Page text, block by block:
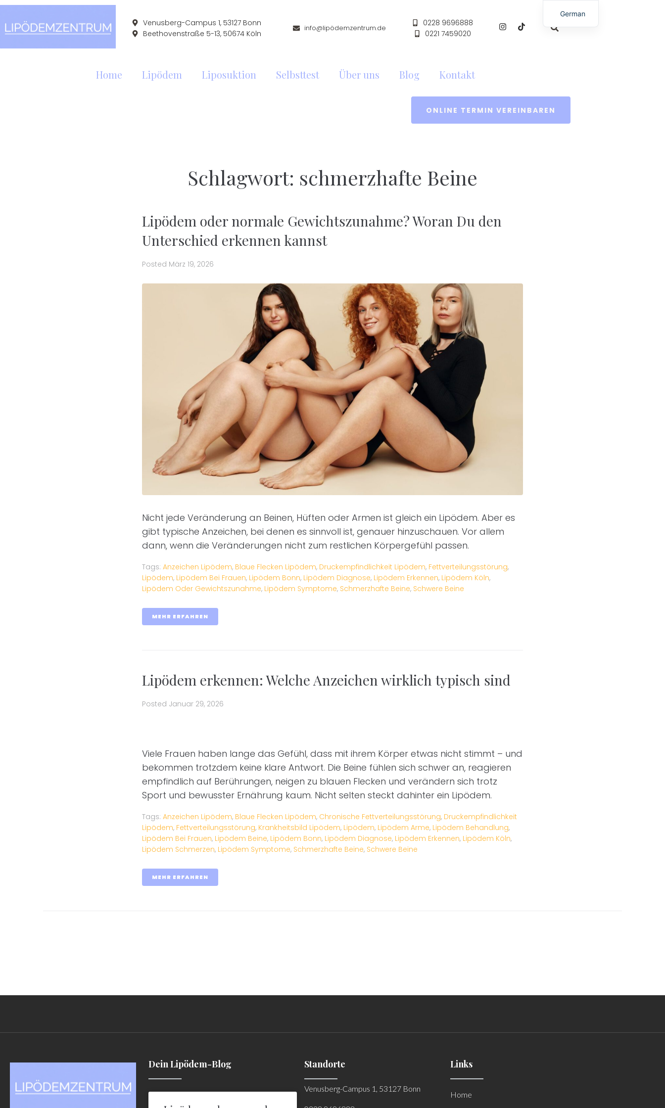
Venusberg-Campus 1, 53127 Bonn
Beethovenstraße 5-13, 50674 Köln
info@lipödemzentrum.de
0228 9696888
0221 7459020
Home Lipödem Liposuktion Selbsttest Über uns Blog Kontakt
ONLINE TERMIN VEREINBAREN
Schlagwort: schmerzhafte Beine
Lipödem oder normale Gewichtszunahme? Woran Du den
Unterschied erkennen kannst
Posted März 19, 2026
Nicht jede Veränderung an Beinen, Hüften oder Armen ist gleich ein Lipödem. Aber es
gibt typische Anzeichen, bei denen es sinnvoll ist, genauer hinzuschauen. Vor allem
dann, wenn die Veränderungen nicht zum restlichen Körpergefühl passen.
Tags: Anzeichen Lipödem, Blaue Flecken Lipödem, Druckempfindlichkeit Lipödem, Fettverteilungsstörung,
Lipödem, Lipödem Bei Frauen, Lipödem Bonn, Lipödem Diagnose, Lipödem Erkennen, Lipödem Köln,
Lipödem Oder Gewichtszunahme, Lipödem Symptome, Schmerzhafte Beine, Schwere Beine
MEHR ERFAHREN
Lipödem erkennen: Welche Anzeichen wirklich typisch sind
Posted Januar 29, 2026
Viele Frauen haben lange das Gefühl, dass mit ihrem Körper etwas nicht stimmt – und
bekommen trotzdem keine klare Antwort. Die Beine fühlen sich schwer an, reagieren
empfindlich auf Berührungen, neigen zu blauen Flecken und verändern sich trotz
Sport und bewusster Ernährung kaum. Nicht selten steckt dahinter ein Lipödem.
Tags: Anzeichen Lipödem, Blaue Flecken Lipödem, Chronische Fettverteilungsstörung, Druckempfindlichkeit
Lipödem, Fettverteilungsstörung, Krankheitsbild Lipödem, Lipödem, Lipödem Arme, Lipödem Behandlung,
Lipödem Bei Frauen, Lipödem Beine, Lipödem Bonn, Lipödem Diagnose, Lipödem Erkennen, Lipödem Köln,
Lipödem Schmerzen, Lipödem Symptome, Schmerzhafte Beine, Schwere Beine
MEHR ERFAHREN
Dein Lipödem-Blog Standorte
Venusberg-Campus 1, 53127 Bonn
Links
Home
German